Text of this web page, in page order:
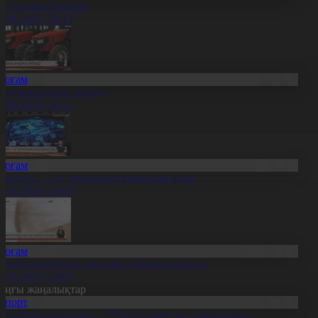
мен креатив
20:13
өндіріс өрледі
20:11
— ел дамуының қозғаушы күші
20:09
импортына уақытша тыйым салынды
20:07
жаңалықтар
ойындары – 2026» өз мәресіне жақындады